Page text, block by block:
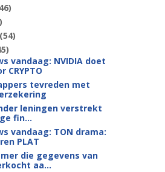
(54)
vandaag: NVIDIA doet
CRYPTO
tevreden met
leningen verstrekt
fin...
vandaag: TON drama:
PLAT
die gegevens van
aa...